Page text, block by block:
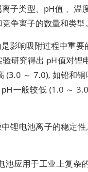
子类型、pH值 、温
争离子的数量和类型。
影响吸附过程中重要
研究得出 pH值对锂
(3.0 ～ 7.0), 如铅和
一般较低 (1.0 ～
锂电池离子的稳定
应用于工业上复杂